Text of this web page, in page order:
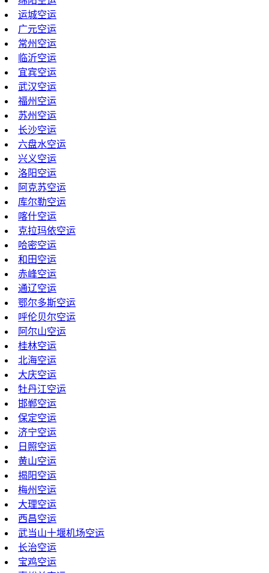
运城空运
广元空运
常州空运
临沂空运
宜宾空运
武汉空运
福州空运
苏州空运
长沙空运
六盘水空运
兴义空运
洛阳空运
阿克苏空运
库尔勒空运
喀什空运
克拉玛依空运
哈密空运
和田空运
赤峰空运
通辽空运
鄂尔多斯空运
呼伦贝尔空运
阿尔山空运
桂林空运
北海空运
大庆空运
牡丹江空运
邯郸空运
保定空运
济宁空运
日照空运
黄山空运
揭阳空运
梅州空运
大理空运
西昌空运
武当山十堰机场空运
长治空运
宝鸡空运